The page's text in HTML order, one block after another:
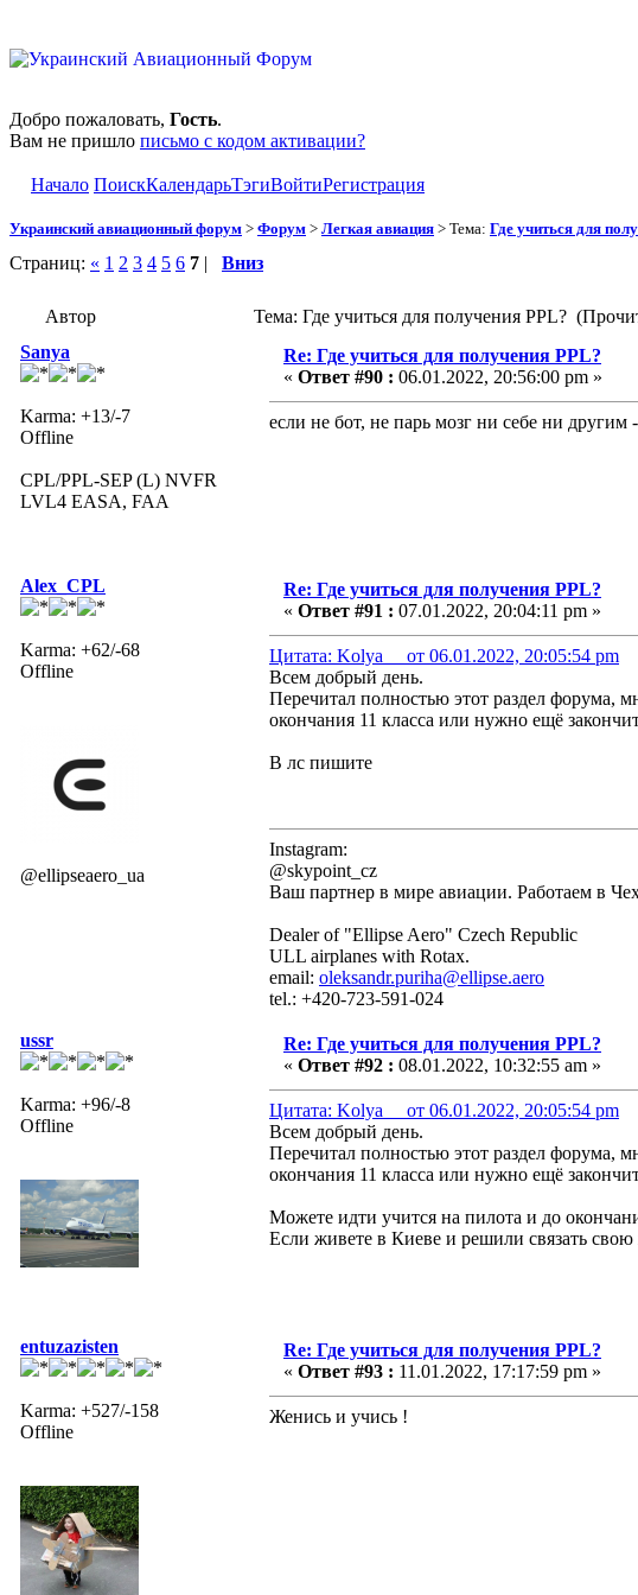
Добро пожаловать, Гость.
Вам не пришло письмо с кодом активации?
Начало ПоискКалендарьТэгиВойтиРегистрация
Украинский авиационный форум > Форум > Легкая авиация > Тема: Где учиться для
Страниц: « 1 2 3 4 5 6 7 | Вниз
Автор
Тема: Где учиться для получения PPL?
Sanya
Karma: +13/-7
Offline
CPL/PPL-SEP (L) NVFR
LVL4 EASA, FAA
Re: Где учиться для получения PPL?
« Ответ #90 : 06.01.2022, 20:56:00 pm »
если не бот, не парь мозг ни себе ни
Alex_CPL
Karma: +62/-68
Offline
@ellipseaero_ua
Re: Где учиться для получения PPL?
« Ответ #91 : 07.01.2022, 20:04:11 pm »
Цитата: Kolya__ от 06.01.2022, 20:05:54 pm
Всем добрый день.
Перечитал полностью этот раздел форума,
окончания 11 класса или нужно ещё
В лс пишите
Instagram:
@skypoint_cz
Ваш партнер в мире авиации. Работаем в
Dealer of "Ellipse Aero" Czech Republic
ULL airplanes with Rotax.
email: oleksandr.puriha@ellipse.aero
tel.: +420-723-591-024
ussr
Karma: +96/-8
Offline
Re: Где учиться для получения PPL?
« Ответ #92 : 08.01.2022, 10:32:55 am »
Цитата: Kolya__ от 06.01.2022, 20:05:54 pm
Всем добрый день.
Перечитал полностью этот раздел форума,
окончания 11 класса или нужно ещё
Можете идти учится на пилота и до
Если живете в Киеве и решили связать
entuzazisten
Karma: +527/-158
Offline
Re: Где учиться для получения PPL?
« Ответ #93 : 11.01.2022, 17:17:59 pm »
Женись и учись !